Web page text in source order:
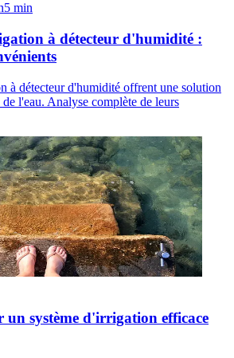
5 min
à détecteur d'humidité :
à détecteur d'humidité offrent une solution
l'eau. Analyse complète de leurs
un système d'irrigation efficace